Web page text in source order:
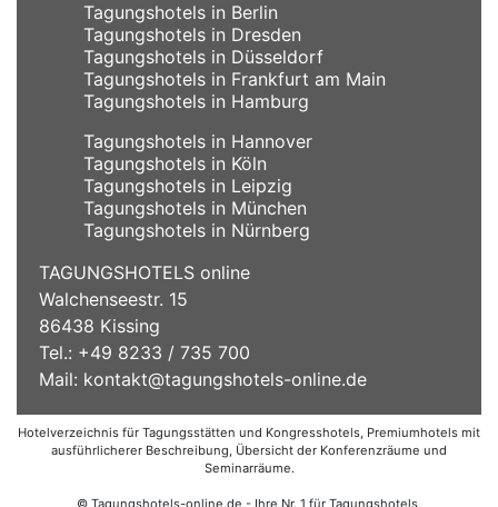
Tagungshotels in Berlin
Tagungshotels in Dresden
Tagungshotels in Düsseldorf
Tagungshotels in Frankfurt am Main
Tagungshotels in Hamburg
Tagungshotels in Hannover
Tagungshotels in Köln
Tagungshotels in Leipzig
Tagungshotels in München
Tagungshotels in Nürnberg
TAGUNGSHOTELS online
Walchenseestr. 15
86438 Kissing
Tel.: +49 8233 / 735 700
Mail: kontakt@tagungshotels-online.de
Hotelverzeichnis für Tagungsstätten und Kongresshotels, Premiumhotels mit
ausführlicherer Beschreibung, Übersicht der Konferenzräume und
Seminarräume.